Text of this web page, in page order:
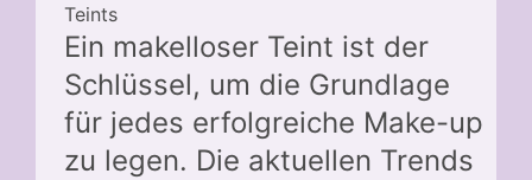
Teints
Ein makelloser Teint ist der
Schlüssel, um die Grundlage
für jedes erfolgreiche Make-up
zu legen. Die aktuellen Trends